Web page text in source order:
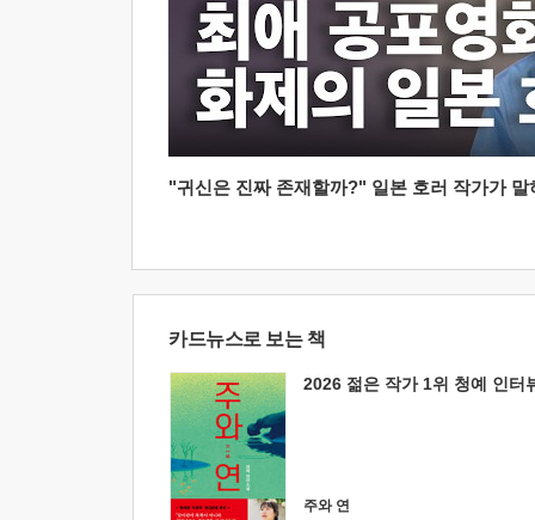
"귀신은 진짜 존재할까?" 일본 호러 작가가
카드뉴스로 보는 책
2026 젊은 작가 1위 청예 인터
주와 연